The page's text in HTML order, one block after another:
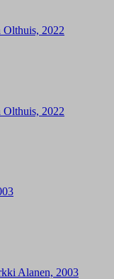
Olthuis, 2022
Olthuis, 2022
Alanen, 2003